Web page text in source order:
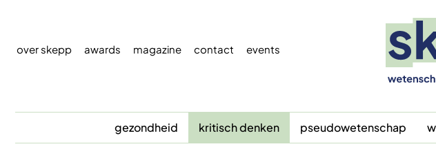
over skepp awards magazine contact events
gezondheid kritisch denken pseudowetenschap